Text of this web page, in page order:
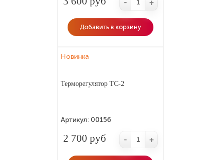
- +
Добавить в корзину
Новинка
Терморегулятор ТС-2
Артикул: 00156
2 700 руб - +